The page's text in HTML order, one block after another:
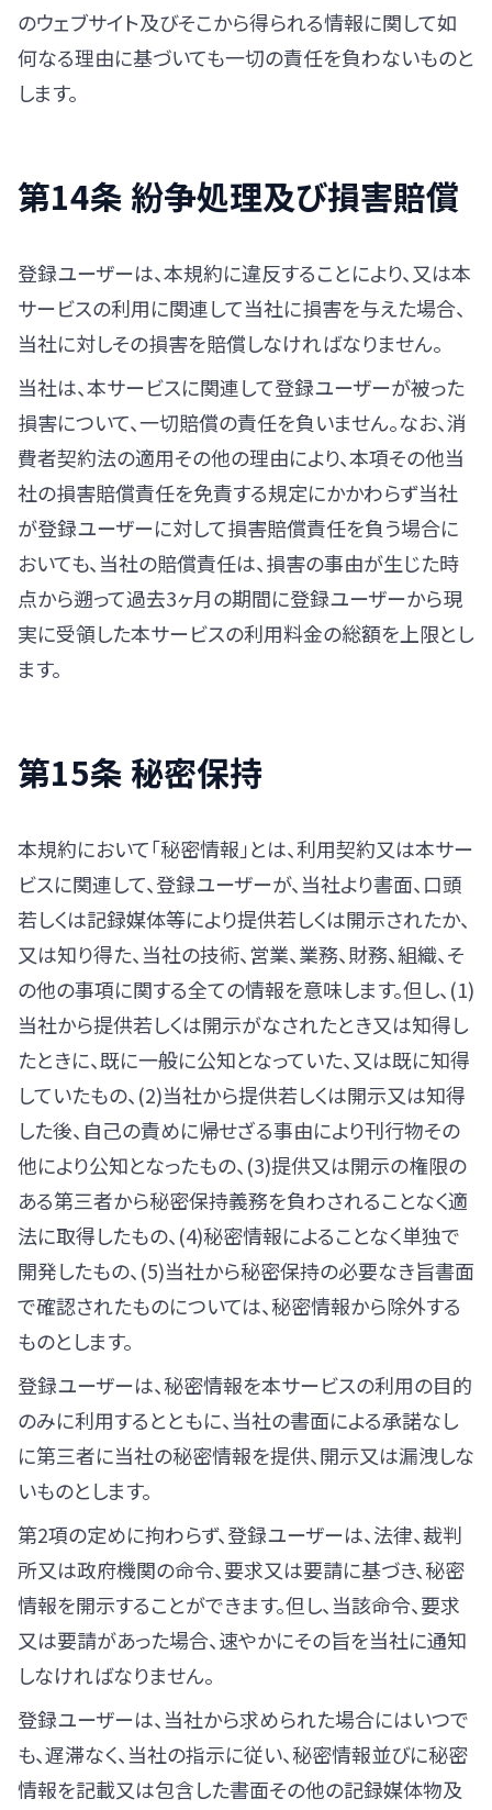
のウェブサイト及びそこから得られる情報に関して如
何なる理由に基づいても一切の責任を負わないものと
します。
第14条 紛争処理及び損害賠償
登録ユーザーは、本規約に違反することにより、又は本
サービスの利用に関連して当社に損害を与えた場合、
当社に対しその損害を賠償しなければなりません。
当社は、本サービスに関連して登録ユーザーが被った
損害について、一切賠償の責任を負いません。なお、消
費者契約法の適用その他の理由により、本項その他当
社の損害賠償責任を免責する規定にかかわらず当社
が登録ユーザーに対して損害賠償責任を負う場合に
おいても、当社の賠償責任は、損害の事由が生じた時
点から遡って過去3ヶ月の期間に登録ユーザーから現
実に受領した本サービスの利用料金の総額を上限とし
ます。
第15条 秘密保持
本規約において「秘密情報」とは、利用契約又は本サー
ビスに関連して、登録ユーザーが、当社より書面、口頭
若しくは記録媒体等により提供若しくは開示されたか、
又は知り得た、当社の技術、営業、業務、財務、組織、そ
の他の事項に関する全ての情報を意味します。但し、(1)
当社から提供若しくは開示がなされたとき又は知得し
たときに、既に一般に公知となっていた、又は既に知得
していたもの、(2)当社から提供若しくは開示又は知得
した後、自己の責めに帰せざる事由により刊行物その
他により公知となったもの、(3)提供又は開示の権限の
ある第三者から秘密保持義務を負わされることなく適
法に取得したもの、(4)秘密情報によることなく単独で
開発したもの、(5)当社から秘密保持の必要なき旨書面
で確認されたものについては、秘密情報から除外する
ものとします。
登録ユーザーは、秘密情報を本サービスの利用の目的
のみに利用するとともに、当社の書面による承諾なし
に第三者に当社の秘密情報を提供、開示又は漏洩しな
いものとします。
第2項の定めに拘わらず、登録ユーザーは、法律、裁判
所又は政府機関の命令、要求又は要請に基づき、秘密
情報を開示することができます。但し、当該命令、要求
又は要請があった場合、速やかにその旨を当社に通知
しなければなりません。
登録ユーザーは、当社から求められた場合にはいつで
も、遅滞なく、当社の指示に従い、秘密情報並びに秘密
情報を記載又は包含した書面その他の記録媒体物及